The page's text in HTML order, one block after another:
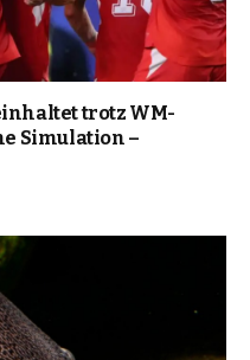
trotz WM-
Simulation –